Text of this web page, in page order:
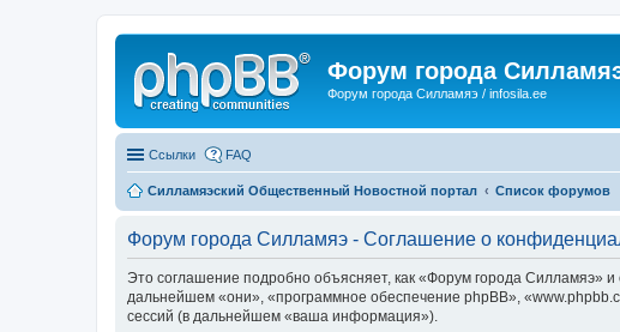
Форум города
Форум города Силламяэ / infosila.ee
Ссылки FAQ
Силламяэский Общественный Новостной портал Список форумов
Форум города Силламяэ - Соглашение о
Это соглашение подробно объясняет, как «Форум города Силламяэ»
дальнейшем «они», «программное обеспечение phpBB»,
сессий (в дальнейшем «ваша информация»).